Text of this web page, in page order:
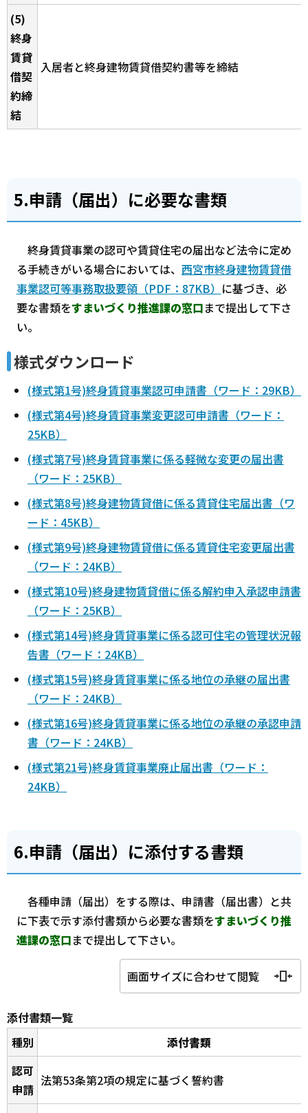
(5)
終身
賃貸
借契
約締
結
入居者と終身建物賃貸借契約書等を締結
5.申請（届出）に必要な書類
終身賃貸事業の認可や賃貸住宅の届出など法令に定め
る手続きがいる場合においては、 西宮市終身建物賃貸借
事業認可等事務取扱要領（PDF：87KB） に基づき、必
要な書類をすまいづくり推進課の窓口まで提出して下さ
い。
様式ダウンロード
(様式第1号)終身賃貸事業認可申請書（ワード：29KB）
(様式第4号)終身賃貸事業変更認可申請書（ワード：
25KB）
(様式第7号)終身賃貸事業に係る軽微な変更の届出書
（ワード：25KB）
(様式第8号)終身建物賃貸借に係る賃貸住宅届出書（ワ
ード：45KB）
(様式第9号)終身建物賃貸借に係る賃貸住宅変更届出書
（ワード：24KB）
(様式第10号)終身建物賃貸借に係る解約申入承認申請書
（ワード：25KB）
(様式第14号)終身賃貸事業に係る認可住宅の管理状況報
告書（ワード：24KB）
(様式第15号)終身賃貸事業に係る地位の承継の届出書
（ワード：24KB）
(様式第16号)終身賃貸事業に係る地位の承継の承認申請
書（ワード：24KB）
(様式第21号)終身賃貸事業廃止届出書（ワード：
24KB）
6.申請（届出）に添付する書類
各種申請（届出）をする際は、申請書（届出書）と共
に下表で示す添付書類から必要な書類をすまいづくり推
進課の窓口まで提出して下さい。
画面サイズに合わせて閲覧
添付書類一覧
種別
添付書類
認可
申請
法第53条第2項の規定に基づく誓約書